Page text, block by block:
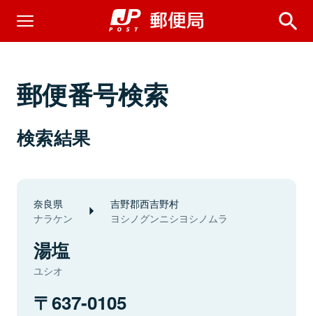
郵便番号検索
検索結果
奈良県
ナラケン
吉野郡西吉野村
ヨシノグンニシヨシノムラ
湯塩
ユシオ
637-0105